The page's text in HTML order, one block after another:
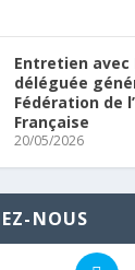
Entretien avec
déléguée
Fédération de
Française
20/05/2026
NOUS